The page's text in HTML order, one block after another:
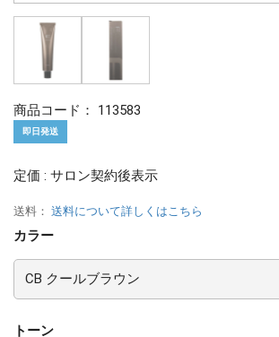
商品コード： 113583
即日発送
定価 : サロン契約後表示
送料： 送料について詳しくはこちら
カラー
トーン